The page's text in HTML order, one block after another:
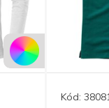
Kód: